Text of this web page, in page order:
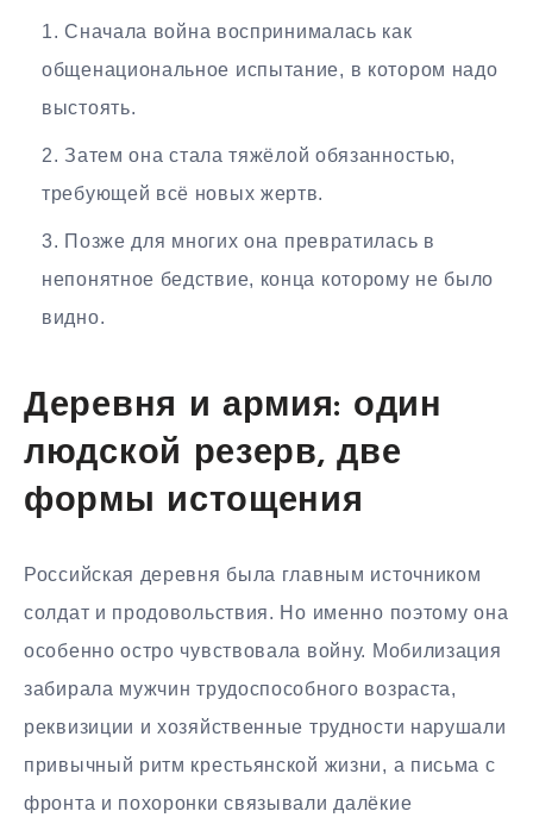
Сначала война воспринималась как
общенациональное испытание, в котором надо
выстоять.
Затем она стала тяжёлой обязанностью,
требующей всё новых жертв.
Позже для многих она превратилась в
непонятное бедствие, конца которому не было
видно.
Деревня и армия: один
людской резерв, две
формы истощения
Российская деревня была главным источником
солдат и продовольствия. Но именно поэтому она
особенно остро чувствовала войну. Мобилизация
забирала мужчин трудоспособного возраста,
реквизиции и хозяйственные трудности нарушали
привычный ритм крестьянской жизни, а письма с
фронта и похоронки связывали далёкие